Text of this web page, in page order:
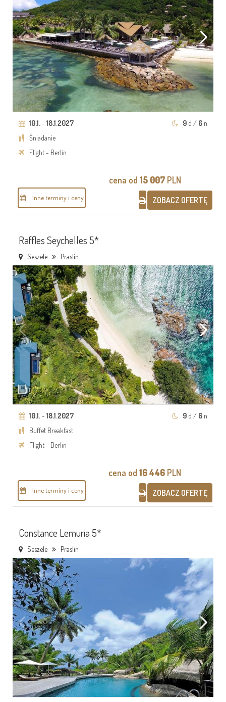
10.1.-18.1.2027 9 d / 6 n
Śniadanie
Flight - Berlin
Inne terminy i ceny
cena od 15 007 PLN
ZOBACZ OFERTĘ
Raffles Seychelles 5*
Seszele Praslin
10.1.-18.1.2027 9 d / 6 n
Buffet Breakfast
Flight - Berlin
Inne terminy i ceny
cena od 16 446 PLN
ZOBACZ OFERTĘ
Constance Lemuria 5*
Seszele Praslin